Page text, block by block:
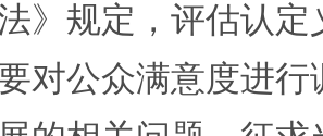
规定，评估认定
对公众满意度进